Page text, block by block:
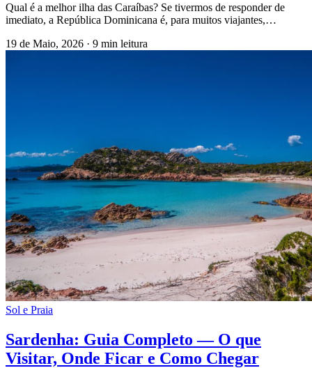
Qual é a melhor ilha das Caraíbas? Se tivermos de responder de
imediato, a República Dominicana é, para muitos viajantes,…
19 de Maio, 2026 · 9 min leitura
Sol e Praia
Sardenha: Guia Completo — O que
Visitar, Onde Ficar e Como Chegar